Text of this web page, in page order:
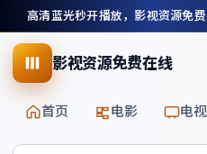
高清蓝光秒开播放，影视资源免
影视资源免费在线
首页 电影 电